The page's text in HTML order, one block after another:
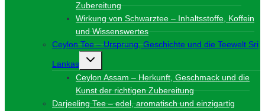
Zubereitung
Wirkung von Schwarztee – Inhaltsstoffe, Koffein
und Wissenswertes
Ceylon Tee – Ursprung, Geschichte und die Teewelt Sri
Lankas
Untermenü
Ceylon Assam – Herkunft, Geschmack und die
Kunst der richtigen Zubereitung
Darjeeling Tee – edel, aromatisch und einzigartig